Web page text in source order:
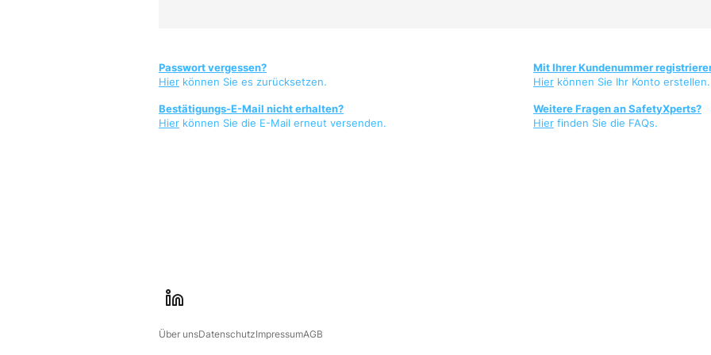
Passwort vergessen?
Hier können Sie es zurücksetzen.
Bestätigungs-E-Mail nicht erhalten?
Hier können Sie die E-Mail erneut versenden.
Mit Ihrer Kundenummer
Hier können Sie Ihr Konto erstellen.
Weitere Fragen an SafetyXperts?
Hier finden Sie die FAQs.
i
Über unsDatenschutzImpressumAGB